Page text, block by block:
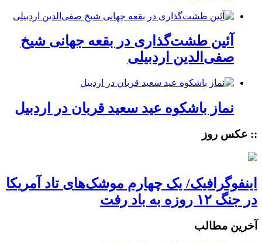
آئین طشت‌گذاری در بقعه جهانی شیخ
صفی‌الدین اردبیلی
نماز باشکوه عید سعید قربان در اردبیل
:: عکس روز
اینفوگرافیک/ یک چهارم موشک‌های تاد آمریکا
در جنگ ۱۲ روزه به باد رفت
آخرین مطالب